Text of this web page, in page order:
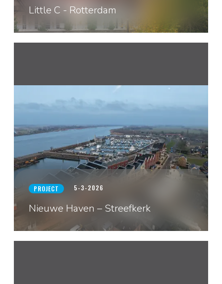
Little C - Rotterdam
PROJECT 5-3-2026
Nieuwe Haven – Streefkerk